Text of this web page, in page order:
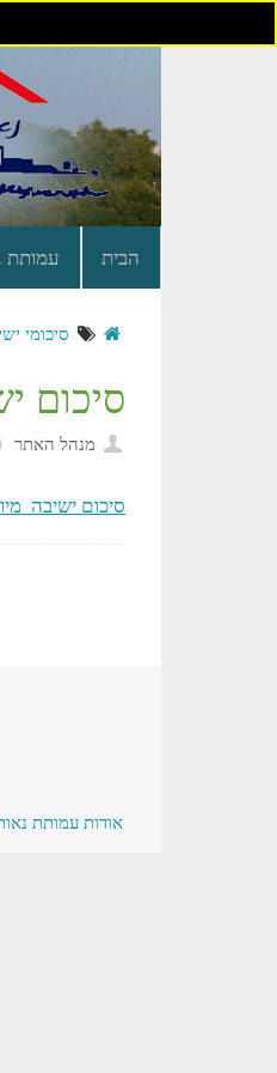
הבית עמותת
סיכומי
סיכום
מנהל האתר
סיכום ישיבה מיום
אודות עמותת